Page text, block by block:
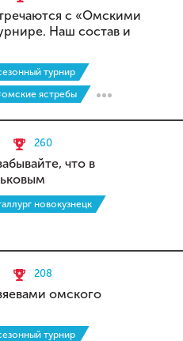
с «Омскими
Наш состав и
турнир
ястребы
260
что в
новокузнецк
208
омского
турнир